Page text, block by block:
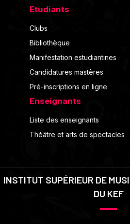
Etudiants
Clubs
Bibliothèque
Manifestation estudiantines
Candidatures mastères
Pré-inscriptions en ligne
Enseignants
Liste des enseignants
Théâtre et arts de spectacles
INSTITUT SUPÉRIEUR DE
DU KEF